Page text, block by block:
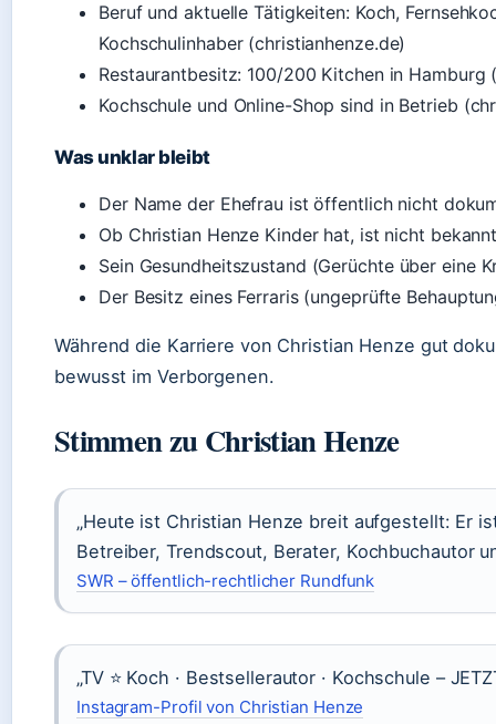
Beruf und aktuelle Tätigkeiten: Koch,
Kochschulinhaber (christianhenze.de)
Restaurantbesitz: 100/200 Kitchen in Hamburg
Kochschule und Online-Shop sind in Betrieb
Was unklar bleibt
Der Name der Ehefrau ist öffentlich nicht
Ob Christian Henze Kinder hat, ist nicht
Sein Gesundheitszustand (Gerüchte über eine
Der Besitz eines Ferraris (ungeprüfte
Während die Karriere von Christian Henze gut
bewusst im Verborgenen.
Stimmen zu Christian Henze
„Heute ist Christian Henze breit aufgestellt: Er
Betreiber, Trendscout, Berater, Kochbuchautor
SWR – öffentlich-rechtlicher Rundfunk
„TV ⭐️ Koch · Bestsellerautor · Kochschule –
Instagram-Profil von Christian Henze